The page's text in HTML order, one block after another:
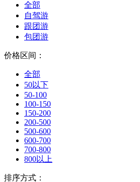
全部
自驾游
跟团游
包团游
价格区间：
全部
50以下
50-100
100-150
150-200
200-500
500-600
600-700
700-800
800以上
排序方式：